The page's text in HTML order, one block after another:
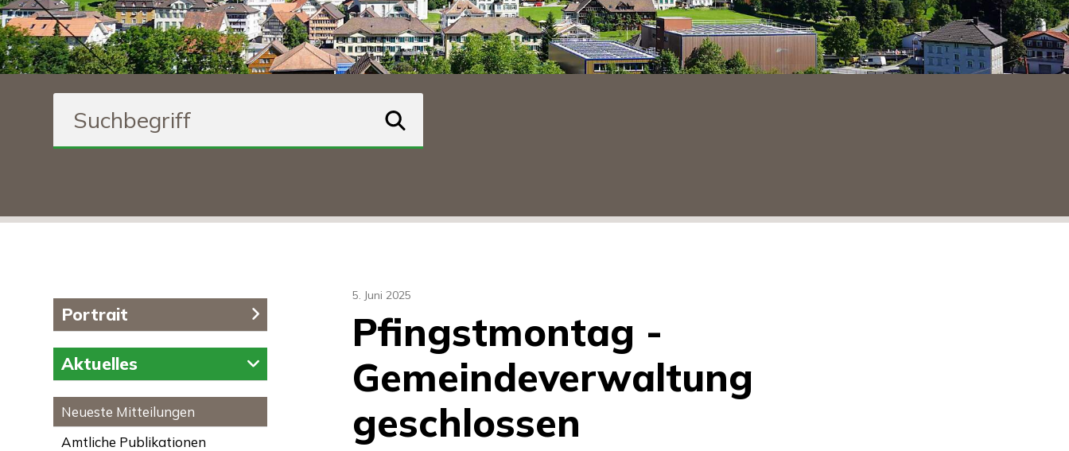
suchen
Inhaltsnavigation
Portrait
Aktuelles
Neueste Mitteilungen
Amtliche Publikationen
Pfingstmontag -
Gemeindeverwaltung
geschlossen
5. Juni 2025